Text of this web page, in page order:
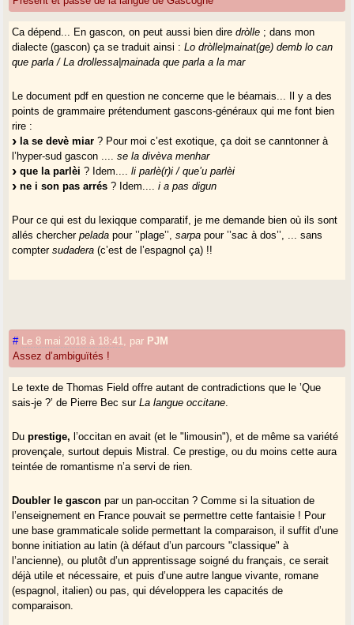
Ca dépend... En gascon, on peut aussi bien diredròlle ; dans mon
dialecte (gascon) ça se traduit ainsi :Lo dròlle|mainat(ge) demb lo can
que parla / La drollessa|mainada que parla a la mar
Le document pdf en question ne concerne que le béarnais... Il y a des
points de grammaire prétendument gascons-généraux qui me font bien
rire :
la se devè miar ? Pour moi c’est exotique, ça doit se canntonner à
l’hyper-sud gascon ....se la divèva menhar
que la parlèi ? Idem....li parlè(r)i / que’u parlèi
ne i son pas arrés ? Idem....i a pas digun
Pour ce qui est du lexiqque comparatif, je me demande bien où ils sont
allés chercherpelada pour ’’plage’’,sarpa pour ’’sac à dos’’, ... sans
comptersudadera (c’est de l’espagnol ça) !!
# Le 8 mai 2018 à 18:41 par PJM
Assez d’ambiguïtés !
Le texte de Thomas Field offre autant de contradictions que le ’Que
sais-je ?’ de Pierre Bec surLa langue occitane
Duprestige, l’occitan en avait (et le "limousin"), et de même sa variété
provençale, surtout depuis Mistral. Ce prestige, ou du moins cette aura
teintée de romantisme n’a servi de rien.
Doubler le gascon par un pan-occitan ? Comme si la situation de
l’enseignement en France pouvait se permettre cette fantaisie ! Pour
une base grammaticale solide permettant la comparaison, il suffit d’une
bonne initiation au latin (à défaut d’un parcours "classique" à
l’ancienne), ou plutôt d’un apprentissage soigné du français, ce serait
déjà utile et nécessaire, et puis d’une autre langue vivante, romane
(espagnol, italien) ou pas, qui développera les capacités de
comparaison.